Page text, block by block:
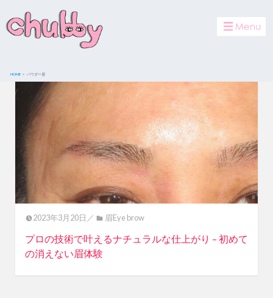
HOME パウダー眉
2023年3月20日／ 眉Eye brow
プロの技術で叶えるナチュラルな仕上がり – 初めて
の消えない眉体験